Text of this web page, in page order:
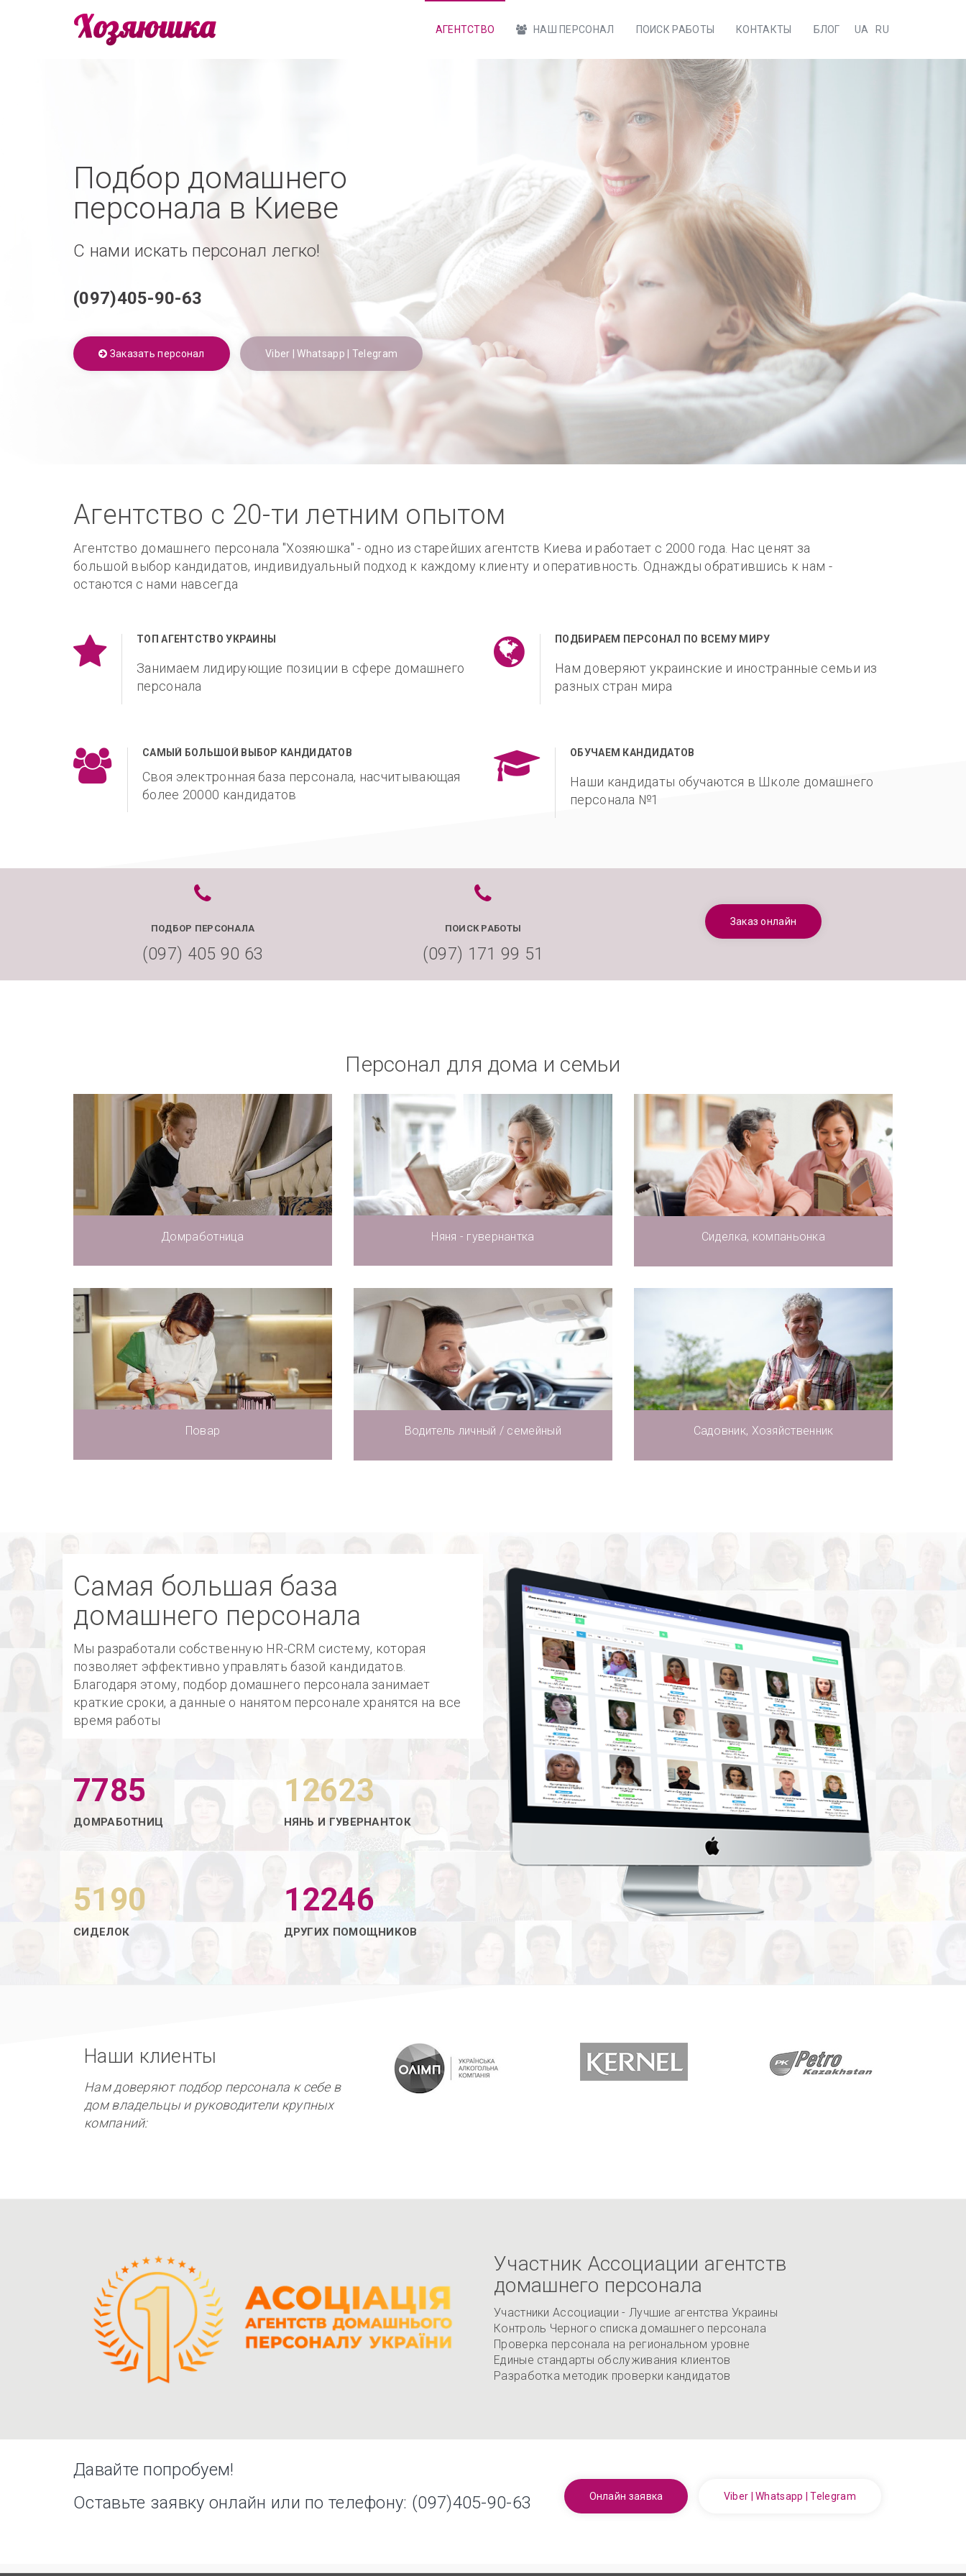
UA RU
АГЕНТСТВО НАШ ПЕРСОНАЛ ПОИСК РАБОТЫ КОНТАКТЫ БЛОГ
Подбор домашнего
персонала в Киеве
С нами искать персонал легко!
(097)405-90-63
Заказать персонал Viber | Whatsapp | Telegram
Агентство с 20-ти летним опытом
Агентство домашнего персонала "Хозяюшка" - одно из старейших агентств Киева и работает с 2000 года. Нас ценят за
большой выбор кандидатов, индивидуальный подход к каждому клиенту и оперативность. Однажды обратившись к нам -
остаются с нами навсегда
ТОП АГЕНТСТВО УКРАИНЫ
Занимаем лидирующие позиции в сфере домашнего
персонала
САМЫЙ БОЛЬШОЙ ВЫБОР КАНДИДАТОВ
Своя электронная база персонала, насчитывающая
более 20000 кандидатов
ПОДБИРАЕМ ПЕРСОНАЛ ПО ВСЕМУ МИРУ
Нам доверяют украинские и иностранные семьи из
разных стран мира
ОБУЧАЕМ КАНДИДАТОВ
Наши кандидаты обучаются в Школе домашнего
персонала №1
ПОДБОР ПЕРСОНАЛА
(097) 405 90 63
ПОИСК РАБОТЫ
(097) 171 99 51
Заказ онлайн
Персонал для дома и семьи
Домработница Няня - гувернантка Сиделка, компаньонка
Повар Водитель личный / семейный Садовник, Хозяйственник
Самая большая база
домашнего персонала
Мы разработали собственную HR-CRM систему, которая
позволяет эффективно управлять базой кандидатов.
Благодаря этому, подбор домашнего персонала занимает
краткие сроки, а данные о нанятом персонале хранятся на все
время работы
7785
ДОМРАБОТНИЦ
5190
СИДЕЛОК
12623
НЯНЬ И ГУВЕРНАНТОК
12246
ДРУГИХ ПОМОЩНИКОВ
Наши клиенты
Нам доверяют подбор персонала к себе в
дом владельцы и руководители крупных
компаний:
Участник Ассоциации агентств
домашнего персонала
Участники Ассоциации - Лучшие агентства Украины
Контроль Черного списка домашнего персонала
Проверка персонала на региональном уровне
Единые стандарты обслуживания клиентов
Разработка методик проверки кандидатов
Давайте попробуем!
Оставьте заявку онлайн или по телефону: (097)405-90-63 Онлайн заявка Viber | Whatsapp | Telegram